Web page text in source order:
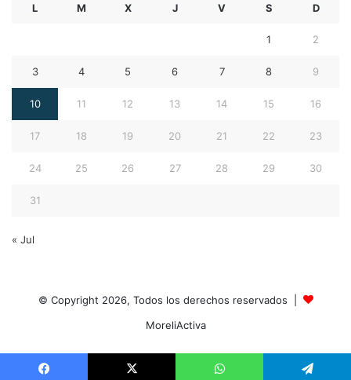
L M X J V S D
1 2
3 4 5 6 7 8 9
10 11 12 13 14 15 16
17 18 19 20 21 22 23
24 25 26 27 28 29 30
31
« Jul
© Copyright 2026, Todos los derechos reservados |
MoreliActiva